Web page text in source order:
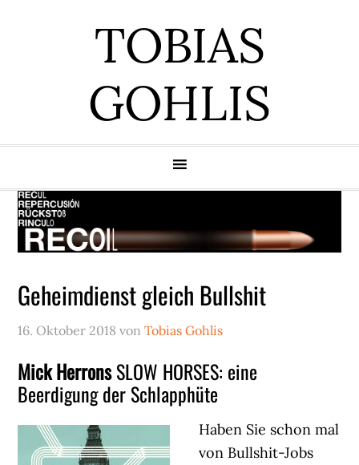
TOBIAS
GOHLIS
Geheimdienst gleich Bullshit
16. Oktober 2018 vonTobias Gohlis
Mick HerronsSLOW HORSES: eine
Beerdigung der Schlapphüte
Haben Sie schon mal
von Bullshit-Jobs